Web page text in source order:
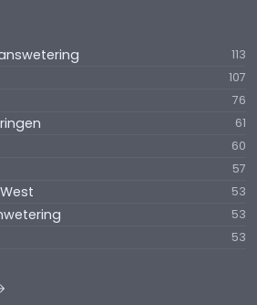
113
107
76
61
60
57
53
53
53